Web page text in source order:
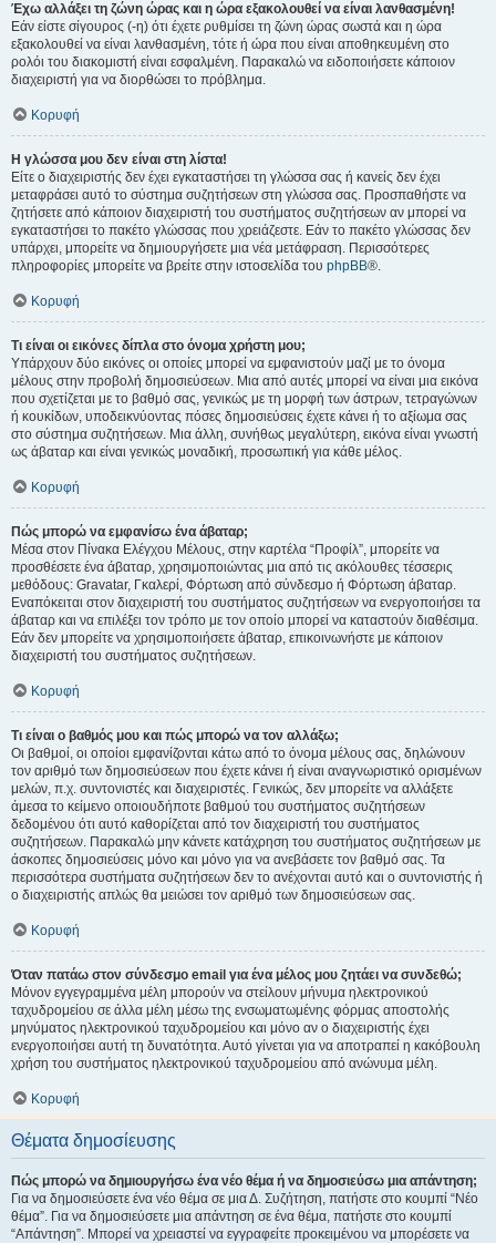
Έχω αλλάξει τη ζώνη ώρας και η ώρα εξακολουθεί να είναι λανθασμένη!
Εάν είστε σίγουρος (-η) ότι έχετε ρυθμίσει τη ζώνη ώρας σωστά και η ώρα
εξακολουθεί να είναι λανθασμένη, τότε ή ώρα που είναι αποθηκευμένη στο
ρολόι του διακομιστή είναι εσφαλμένη. Παρακαλώ να ειδοποιήσετε κάποιον
διαχειριστή για να διορθώσει το πρόβλημα.
Κορυφή
Η γλώσσα μου δεν είναι στη λίστα!
Είτε ο διαχειριστής δεν έχει εγκαταστήσει τη γλώσσα σας ή κανείς δεν έχει
μεταφράσει αυτό το σύστημα συζητήσεων στη γλώσσα σας. Προσπαθήστε να
ζητήσετε από κάποιον διαχειριστή του συστήματος συζητήσεων αν μπορεί να
εγκαταστήσει το πακέτο γλώσσας που χρειάζεστε. Εάν το πακέτο γλώσσας δεν
υπάρχει, μπορείτε να δημιουργήσετε μια νέα μετάφραση. Περισσότερες
πληροφορίες μπορείτε να βρείτε στην ιστοσελίδα του phpBB®.
Κορυφή
Τι είναι οι εικόνες δίπλα στο όνομα χρήστη μου;
Υπάρχουν δύο εικόνες οι οποίες μπορεί να εμφανιστούν μαζί με το όνομα
μέλους στην προβολή δημοσιεύσεων. Μια από αυτές μπορεί να είναι μια εικόνα
που σχετίζεται με το βαθμό σας, γενικώς με τη μορφή των άστρων, τετραγώνων
ή κουκίδων, υποδεικνύοντας πόσες δημοσιεύσεις έχετε κάνει ή το αξίωμα σας
στο σύστημα συζητήσεων. Μια άλλη, συνήθως μεγαλύτερη, εικόνα είναι γνωστή
ως άβαταρ και είναι γενικώς μοναδική, προσωπική για κάθε μέλος.
Κορυφή
Πώς μπορώ να εμφανίσω ένα άβαταρ;
Μέσα στον Πίνακα Ελέγχου Μέλους, στην καρτέλα “Προφίλ”, μπορείτε να
προσθέσετε ένα άβαταρ, χρησιμοποιώντας μια από τις ακόλουθες τέσσερις
μεθόδους: Gravatar, Γκαλερί, Φόρτωση από σύνδεσμο ή Φόρτωση άβαταρ.
Εναπόκειται στον διαχειριστή του συστήματος συζητήσεων να ενεργοποιήσει τα
άβαταρ και να επιλέξει τον τρόπο με τον οποίο μπορεί να καταστούν διαθέσιμα.
Εάν δεν μπορείτε να χρησιμοποιήσετε άβαταρ, επικοινωνήστε με κάποιον
διαχειριστή του συστήματος συζητήσεων.
Κορυφή
Τι είναι ο βαθμός μου και πώς μπορώ να τον αλλάξω;
Οι βαθμοί, οι οποίοι εμφανίζονται κάτω από το όνομα μέλους σας, δηλώνουν
τον αριθμό των δημοσιεύσεων που έχετε κάνει ή είναι αναγνωριστικό ορισμένων
μελών, π.χ. συντονιστές και διαχειριστές. Γενικώς, δεν μπορείτε να αλλάξετε
άμεσα το κείμενο οποιουδήποτε βαθμού του συστήματος συζητήσεων
δεδομένου ότι αυτό καθορίζεται από τον διαχειριστή του συστήματος
συζητήσεων. Παρακαλώ μην κάνετε κατάχρηση του συστήματος συζητήσεων με
άσκοπες δημοσιεύσεις μόνο και μόνο για να ανεβάσετε τον βαθμό σας. Τα
περισσότερα συστήματα συζητήσεων δεν το ανέχονται αυτό και ο συντονιστής ή
ο διαχειριστής απλώς θα μειώσει τον αριθμό των δημοσιεύσεων σας.
Κορυφή
Όταν πατάω στον σύνδεσμο email για ένα μέλος μου ζητάει να συνδεθώ;
Μόνον εγγεγραμμένα μέλη μπορούν να στείλουν μήνυμα ηλεκτρονικού
ταχυδρομείου σε άλλα μέλη μέσω της ενσωματωμένης φόρμας αποστολής
μηνύματος ηλεκτρονικού ταχυδρομείου και μόνο αν ο διαχειριστής έχει
ενεργοποιήσει αυτή τη δυνατότητα. Αυτό γίνεται για να αποτραπεί η κακόβουλη
χρήση του συστήματος ηλεκτρονικού ταχυδρομείου από ανώνυμα μέλη.
Κορυφή
Θέματα δημοσίευσης
Πώς μπορώ να δημιουργήσω ένα νέο θέμα ή να δημοσιεύσω μια απάντηση;
Για να δημοσιεύσετε ένα νέο θέμα σε μια Δ. Συζήτηση, πατήστε στο κουμπί “Νέο
θέμα”. Για να δημοσιεύσετε μια απάντηση σε ένα θέμα, πατήστε στο κουμπί
“Απάντηση”. Μπορεί να χρειαστεί να εγγραφείτε προκειμένου να μπορέσετε να